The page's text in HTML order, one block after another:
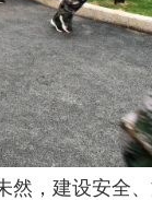
然，建设安全